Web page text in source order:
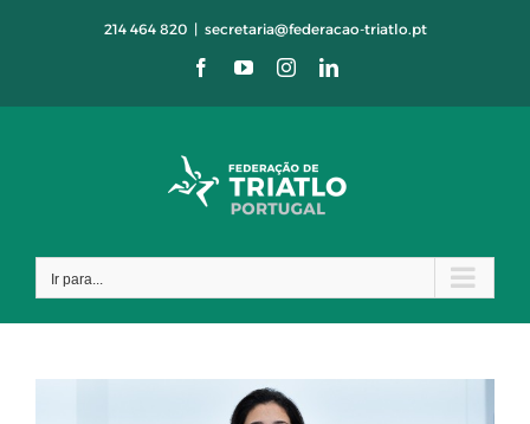
214 464 820 | secretaria@federacao-triatlo.pt
FacebookYouTubeInstagramLinkedIn
Ir para...